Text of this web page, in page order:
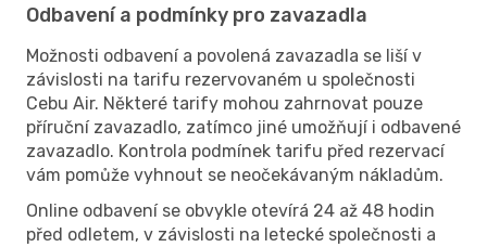
Odbavení a podmínky pro zavazadla
Možnosti odbavení a povolená zavazadla se liší v
závislosti na tarifu rezervovaném u společnosti
Cebu Air. Některé tarify mohou zahrnovat pouze
příruční zavazadlo, zatímco jiné umožňují i odbavené
zavazadlo. Kontrola podmínek tarifu před rezervací
vám pomůže vyhnout se neočekávaným nákladům.
Online odbavení se obvykle otevírá 24 až 48 hodin
před odletem, v závislosti na letecké společnosti a